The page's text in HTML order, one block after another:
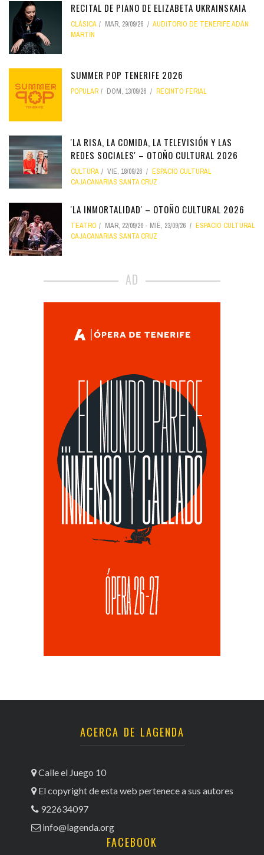
RECITAL DE PIANO DE ELIZABETA UKRAINSKAIA
CLÁSICA MAR, 29/09/26
AUDITORIO DE TENERIFE ADÁN
MARTÍN
SUMMER POP TENERIFE 2026
POPULAR DOM, 13/09/26 RECINTO FERIAL
'LA RISA, LA COMIDA, LA TELEVISIÓN Y LAS
REDES SOCIALES' – OTOÑO CULTURAL 2026
CULTURA VIE, 18/09/26
ESPACIO CULTURAL
CAJACANARIAS SANTA CRUZ
'LA INMORTALIDAD' – OTOÑO CULTURAL 2026
TEATRO MAR, 22/09/26 - MIÉ, 23/09/26
ESPACIO CULTURAL
CAJACANARIAS SANTA CRUZ
AD
ACERCA DE LAGENDA
Calle el Juego 10
El copyright de esta web pertenece a sus autores
922634097
info@lagenda.org
FACEBOOK